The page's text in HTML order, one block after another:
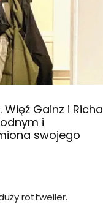
Gainz i Richa
i
swojego
rottweiler.